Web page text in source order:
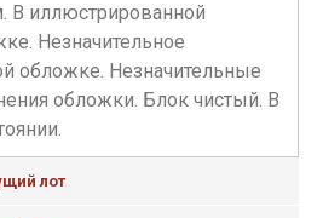
В иллюстрированной
Незначительное
обложке. Незначительные
обложки. Блок чистый. В
лот